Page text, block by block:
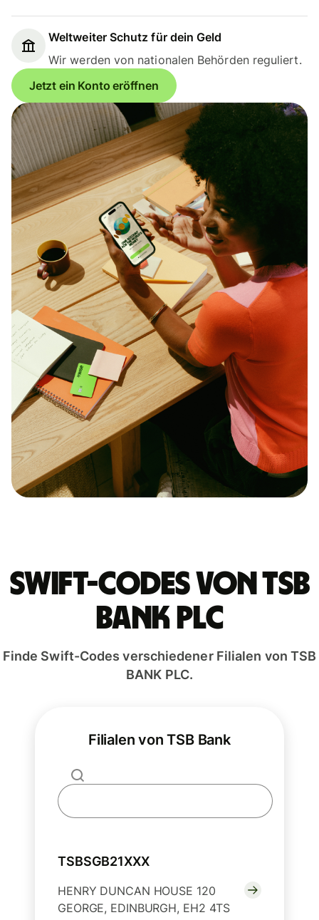
Weltweiter Schutz für dein Geld
Wir werden von nationalen Behörden reguliert.
Jetzt ein Konto eröffnen
Swift-Codes von TSB
BANK PLC
Finde Swift-Codes verschiedener Filialen von TSB
BANK PLC.
Filialen von TSB Bank
TSBSGB21XXX
HENRY DUNCAN HOUSE 120
GEORGE, EDINBURGH, EH2 4TS